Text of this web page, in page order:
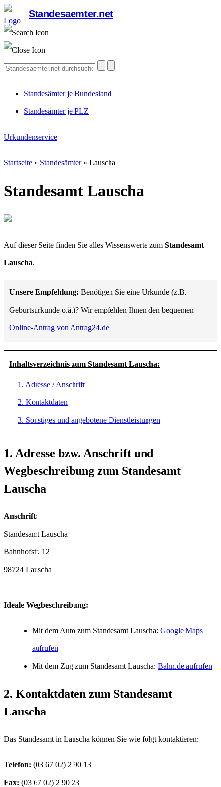
Standesaemter.net
Standesämter je Bundesland
Standesämter je PLZ
Urkundenservice
Startseite » Standesämter» Lauscha
Standesamt Lauscha
Auf dieser Seite finden Sie alles Wissenswerte zum Standesamt
Lauscha.
Unsere Empfehlung: Benötigen Sie eine Urkunde (z.B.
Geburtsurkunde o.ä.)? Wir empfehlen Ihnen den bequemen
Online-Antrag von Antrag24.de
Inhaltsverzeichnis zum Standesamt Lauscha:
1. Adresse / Anschrift
2. Kontaktdaten
3. Sonstiges und angebotene Dienstleistungen
1. Adresse bzw. Anschrift und
Wegbeschreibung zum Standesamt
Lauscha
Anschrift:
Standesamt Lauscha
98724 Lauscha
Ideale Wegbeschreibung:
Mit dem Auto zum Standesamt Lauscha: Google Maps
aufrufen
Mit dem Zug zum Standesamt Lauscha: Bahn.de aufrufen
2. Kontaktdaten zum Standesamt
Lauscha
Das Standesamt in Lauscha können Sie wie folgt kontaktieren:
Telefon:
Fax: